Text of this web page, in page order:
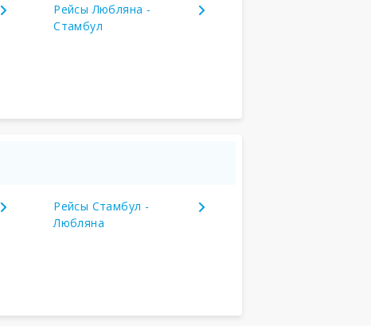
Рейсы Любляна -
Стамбул
Рейсы Стамбул -
Любляна